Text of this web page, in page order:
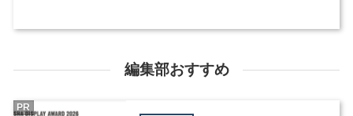
編集部おすすめ
PR